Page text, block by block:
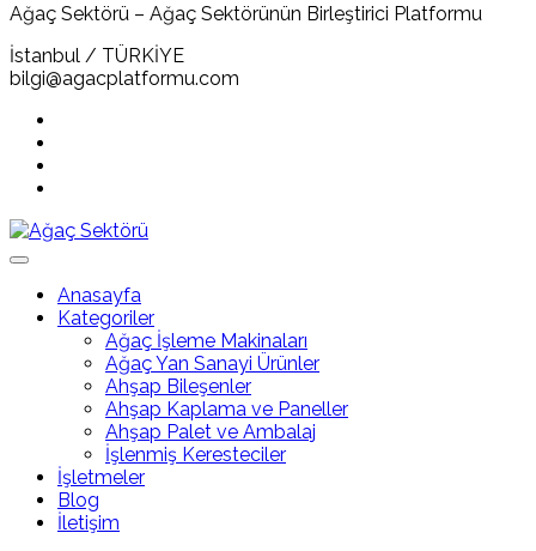
Ağaç Sektörü – Ağaç Sektörünün Birleştirici Platformu
İstanbul / TÜRKİYE
bilgi@agacplatformu.com
Anasayfa
Kategoriler
Ağaç İşleme Makinaları
Ağaç Yan Sanayi Ürünler
Ahşap Bileşenler
Ahşap Kaplama ve Paneller
Ahşap Palet ve Ambalaj
İşlenmiş Keresteciler
İşletmeler
Blog
İletişim